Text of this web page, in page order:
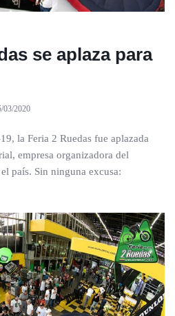
se aplaza para
03/2020
la Feria 2 Ruedas fue aplazada
empresa organizadora del
país. Sin ninguna excusa: